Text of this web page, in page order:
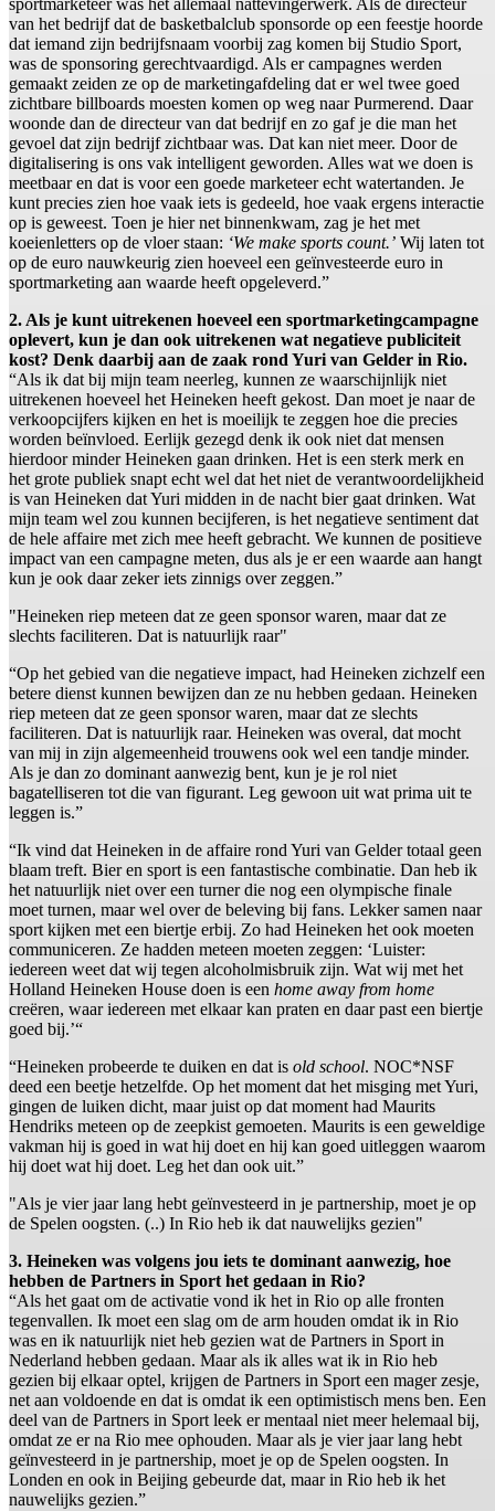
sportmarketeer was het allemaal nattevingerwerk. Als de directeur
van het bedrijf dat de basketbalclub sponsorde op een feestje hoorde
dat iemand zijn bedrijfsnaam voorbij zag komen bij Studio Sport,
was de sponsoring gerechtvaardigd. Als er campagnes werden
gemaakt zeiden ze op de marketingafdeling dat er wel twee goed
zichtbare billboards moesten komen op weg naar Purmerend. Daar
woonde dan de directeur van dat bedrijf en zo gaf je die man het
gevoel dat zijn bedrijf zichtbaar was. Dat kan niet meer. Door de
digitalisering is ons vak intelligent geworden. Alles wat we doen is
meetbaar en dat is voor een goede marketeer echt watertanden. Je
kunt precies zien hoe vaak iets is gedeeld, hoe vaak ergens interactie
op is geweest. Toen je hier net binnenkwam, zag je het met
koeienletters op de vloer staan: ‘We make sports count.’ Wij laten tot
op de euro nauwkeurig zien hoeveel een geïnvesteerde euro in
sportmarketing aan waarde heeft opgeleverd.”
2. Als je kunt uitrekenen hoeveel een sportmarketingcampagne
oplevert, kun je dan ook uitrekenen wat negatieve publiciteit
kost? Denk daarbij aan de zaak rond Yuri van Gelder in Rio.
“Als ik dat bij mijn team neerleg, kunnen ze waarschijnlijk niet
uitrekenen hoeveel het Heineken heeft gekost. Dan moet je naar de
verkoopcijfers kijken en het is moeilijk te zeggen hoe die precies
worden beïnvloed. Eerlijk gezegd denk ik ook niet dat mensen
hierdoor minder Heineken gaan drinken. Het is een sterk merk en
het grote publiek snapt echt wel dat het niet de verantwoordelijkheid
is van Heineken dat Yuri midden in de nacht bier gaat drinken. Wat
mijn team wel zou kunnen becijferen, is het negatieve sentiment dat
de hele affaire met zich mee heeft gebracht. We kunnen de positieve
impact van een campagne meten, dus als je er een waarde aan hangt
kun je ook daar zeker iets zinnigs over zeggen.”
"Heineken riep meteen dat ze geen sponsor waren, maar dat ze
slechts faciliteren. Dat is natuurlijk raar"
“Op het gebied van die negatieve impact, had Heineken zichzelf een
betere dienst kunnen bewijzen dan ze nu hebben gedaan. Heineken
riep meteen dat ze geen sponsor waren, maar dat ze slechts
faciliteren. Dat is natuurlijk raar. Heineken was overal, dat mocht
van mij in zijn algemeenheid trouwens ook wel een tandje minder.
Als je dan zo dominant aanwezig bent, kun je je rol niet
bagatelliseren tot die van figurant. Leg gewoon uit wat prima uit te
leggen is.”
“Ik vind dat Heineken in de affaire rond Yuri van Gelder totaal geen
blaam treft. Bier en sport is een fantastische combinatie. Dan heb ik
het natuurlijk niet over een turner die nog een olympische finale
moet turnen, maar wel over de beleving bij fans. Lekker samen naar
sport kijken met een biertje erbij. Zo had Heineken het ook moeten
communiceren. Ze hadden meteen moeten zeggen: ‘Luister:
iedereen weet dat wij tegen alcoholmisbruik zijn. Wat wij met het
Holland Heineken House doen is een home away from home
creëren, waar iedereen met elkaar kan praten en daar past een biertje
goed bij.’“
“Heineken probeerde te duiken en dat is old school. NOC*NSF
deed een beetje hetzelfde. Op het moment dat het misging met Yuri,
gingen de luiken dicht, maar juist op dat moment had Maurits
Hendriks meteen op de zeepkist gemoeten. Maurits is een geweldige
vakman hij is goed in wat hij doet en hij kan goed uitleggen waarom
hij doet wat hij doet. Leg het dan ook uit.”
"Als je vier jaar lang hebt geïnvesteerd in je partnership, moet je op
de Spelen oogsten. (..) In Rio heb ik dat nauwelijks gezien"
3. Heineken was volgens jou iets te dominant aanwezig, hoe
hebben de Partners in Sport het gedaan in Rio?
“Als het gaat om de activatie vond ik het in Rio op alle fronten
tegenvallen. Ik moet een slag om de arm houden omdat ik in Rio
was en ik natuurlijk niet heb gezien wat de Partners in Sport in
Nederland hebben gedaan. Maar als ik alles wat ik in Rio heb
gezien bij elkaar optel, krijgen de Partners in Sport een mager zesje,
net aan voldoende en dat is omdat ik een optimistisch mens ben. Een
deel van de Partners in Sport leek er mentaal niet meer helemaal bij,
omdat ze er na Rio mee ophouden. Maar als je vier jaar lang hebt
geïnvesteerd in je partnership, moet je op de Spelen oogsten. In
Londen en ook in Beijing gebeurde dat, maar in Rio heb ik het
nauwelijks gezien.”